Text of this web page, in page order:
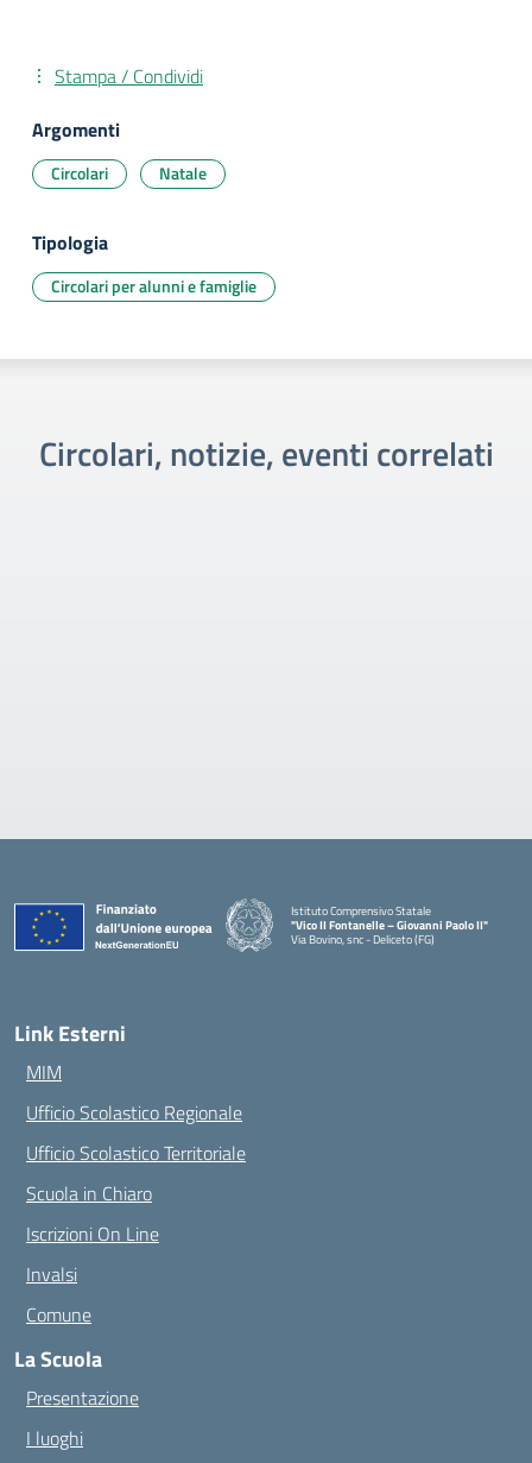
Stampa / Condividi
Argomenti
Circolari Natale
Tipologia
Circolari per alunni e famiglie
Circolari, notizie, eventi correlati
Istituto Comprensivo Statale
"Vico II Fontanelle – Giovanni Paolo II"
Via Bovino, snc - Deliceto (FG)
Link Esterni
MIM
Ufficio Scolastico Regionale
Ufficio Scolastico Territoriale
Scuola in Chiaro
Iscrizioni On Line
Invalsi
Comune
La Scuola
Presentazione
I luoghi